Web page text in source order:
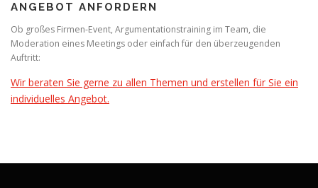
ANGEBOT ANFORDERN
Ob großes Firmen-Event, Argumentationstraining im Team, die
Moderation eines Meetings oder einfach für den überzeugenden
Auftritt:
Wir beraten Sie gerne zu allen Themen und erstellen für Sie ein
individuelles Angebot.